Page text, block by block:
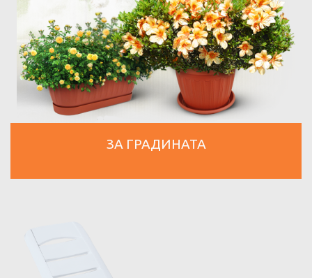
ЗА ГРАДИНАТА